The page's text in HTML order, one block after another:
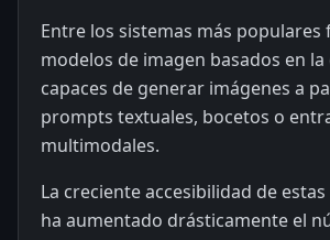
Entre los sistemas más populares
modelos de imagen basados en
capaces de generar imágenes a
prompts textuales, bocetos o
multimodales.
La creciente accesibilidad de
ha aumentado drásticamente el